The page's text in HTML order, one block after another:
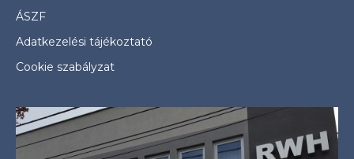
ÁSZF
Adatkezelési tájékoztató
Cookie szabályzat